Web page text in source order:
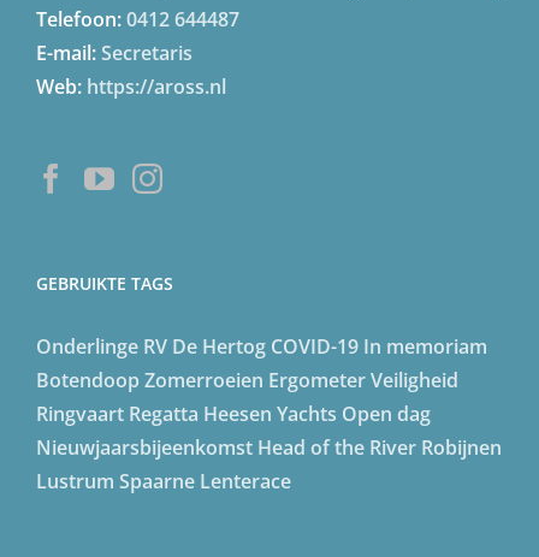
Telefoon:0412 644487
E-mail:Secretaris
Web: https://aross.nl
GEBRUIKTE TAGS
Onderlinge RV De Hertog COVID-19 In memoriam
Botendoop Zomerroeien ErgometerVeiligheid
Ringvaart Regatta Heesen Yachts Open dag
Nieuwjaarsbijeenkomst Head of the River Robijnen
Lustrum Spaarne Lenterace